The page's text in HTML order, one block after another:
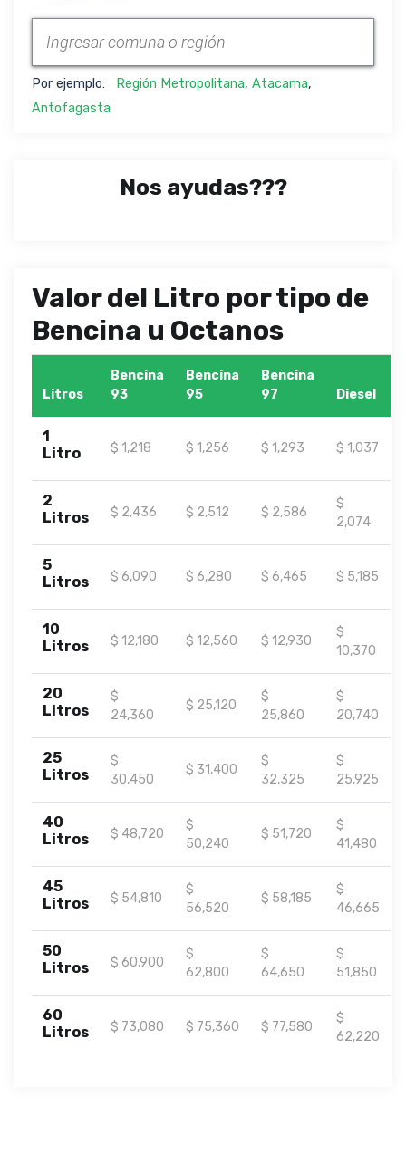
Por ejemplo: Región Metropolitana, Atacama,
Antofagasta
Nos ayudas???
Valor del Litro por tipo de
Bencina u Octanos
Litros
Bencina
93
Bencina
95
Bencina
97
Diesel
1
Litro
$ 1,218 $ 1,256 $ 1,293 $ 1,037
2
Litros
$ 2,436 $ 2,512 $ 2,586
$
2,074
5
Litros
$ 6,090 $ 6,280 $ 6,465 $ 5,185
10
Litros
$ 12,180 $ 12,560 $ 12,930
$
10,370
20
Litros
$
24,360
$ 25,120
$
25,860
$
20,740
25
Litros
$
30,450
$ 31,400
$
32,325
$
25,925
40
Litros
$ 48,720
$
50,240
$ 51,720
$
41,480
45
Litros
$ 54,810
$
56,520
$ 58,185
$
46,665
50
Litros
$ 60,900
$
62,800
$
64,650
$
51,850
60
Litros
$ 73,080 $ 75,360 $ 77,580
$
62,220